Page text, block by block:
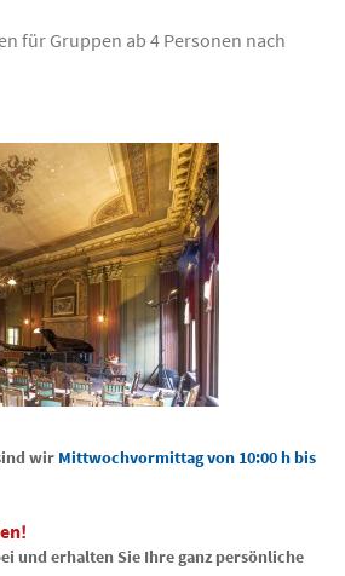
für Gruppen ab 4 Personen nach
wir Mittwochvormittag von 10:00 h bis
und erhalten Sie Ihre ganz persönliche